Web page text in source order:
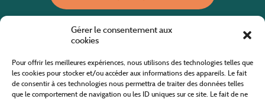
Gérer le consentement aux
cookies
Pour offrir les meilleures expériences, nous utilisons des technologies telles que
les cookies pour stocker et/ou accéder aux informations des appareils. Le fait
de consentir à ces technologies nous permettra de traiter des données telles
que le comportement de navigation ou les ID uniques sur ce site. Le fait de ne
Site internet cofinancé par le fonds européen agricole pour le développement rural
L'Europe investit dans les zones rurales